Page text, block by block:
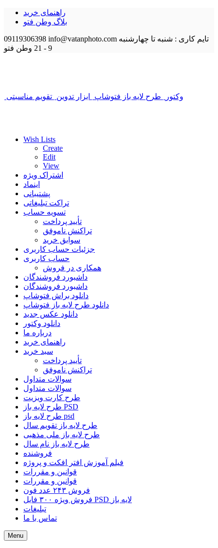
راهنمای خرید
بلاگ وطن فتو
09119306398 info@vatanphoto.com تایم کاری : شنبه تا چهارشنبه
9 - 21
وطن فتو
وکتور طرح لایه باز فتوشاپ ابزار تدوین تقویم مناسبتی
Wish Lists
Create
Edit
View
اشتراک ویژه
اینماد
پشتیبانی
تراکت تبلیغاتی
تسویه حساب
تأیید پرداخت
تراکنش ناموفق
سوابق خرید
جزئیات حساب کاربری
حساب کاربری
همکاری در فروش
داشبورد فروشندگان
داشبورد فروشندگان
دانلود براش فتوشاپ
دانلود طرح لایه باز فتوشاپ
دانلود عکس جدید
دانلود وکتور
درباره ما
راهنمای خرید
سبد خرید
تأیید پرداخت
تراکنش ناموفق
سوالات متداول
سوالات متداول
طرح کارت ویزیت
طرح لایه باز PSD
طرح لایه باز psd
طرح لایه باز تقویم سال
طرح لایه باز ملی مذهبی
طرح لایه باز نام سال
فروشنده
فیلم آموزش افتر افکت و پروژه
قوانین و مقررات
قوانین و مقررات
فروش ۲۴۳ عدد فون
فروش ویژه ۳۰۰ فایل PSD لایه باز
تبلیغات
تماس با ما
Menu